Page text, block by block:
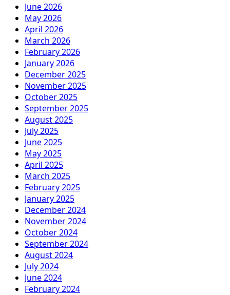
June 2026
May 2026
April 2026
March 2026
February 2026
January 2026
December 2025
November 2025
October 2025
September 2025
August 2025
July 2025
June 2025
May 2025
April 2025
March 2025
February 2025
January 2025
December 2024
November 2024
October 2024
September 2024
August 2024
July 2024
June 2024
February 2024